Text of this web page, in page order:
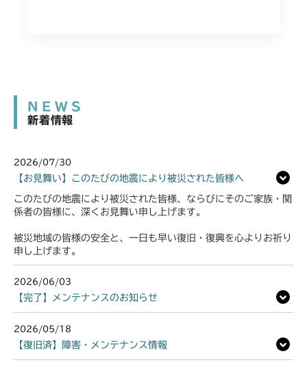
NEWS
新着情報
2026/07/30
【お見舞い】このたびの地震により被災された皆様へ
このたびの地震により被災された皆様、ならびにそのご家族・関
係者の皆様に、深くお見舞い申し上げます。
被災地域の皆様の安全と、一日も早い復旧・復興を心よりお祈り
申し上げます。
2026/06/03
【完了】メンテナンスのお知らせ
2026/05/18
【復旧済】障害・メンテナンス情報